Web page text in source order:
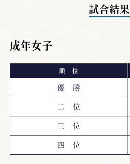
試合結果
成年女子
順 位
優 勝
二 位
三 位
四 位